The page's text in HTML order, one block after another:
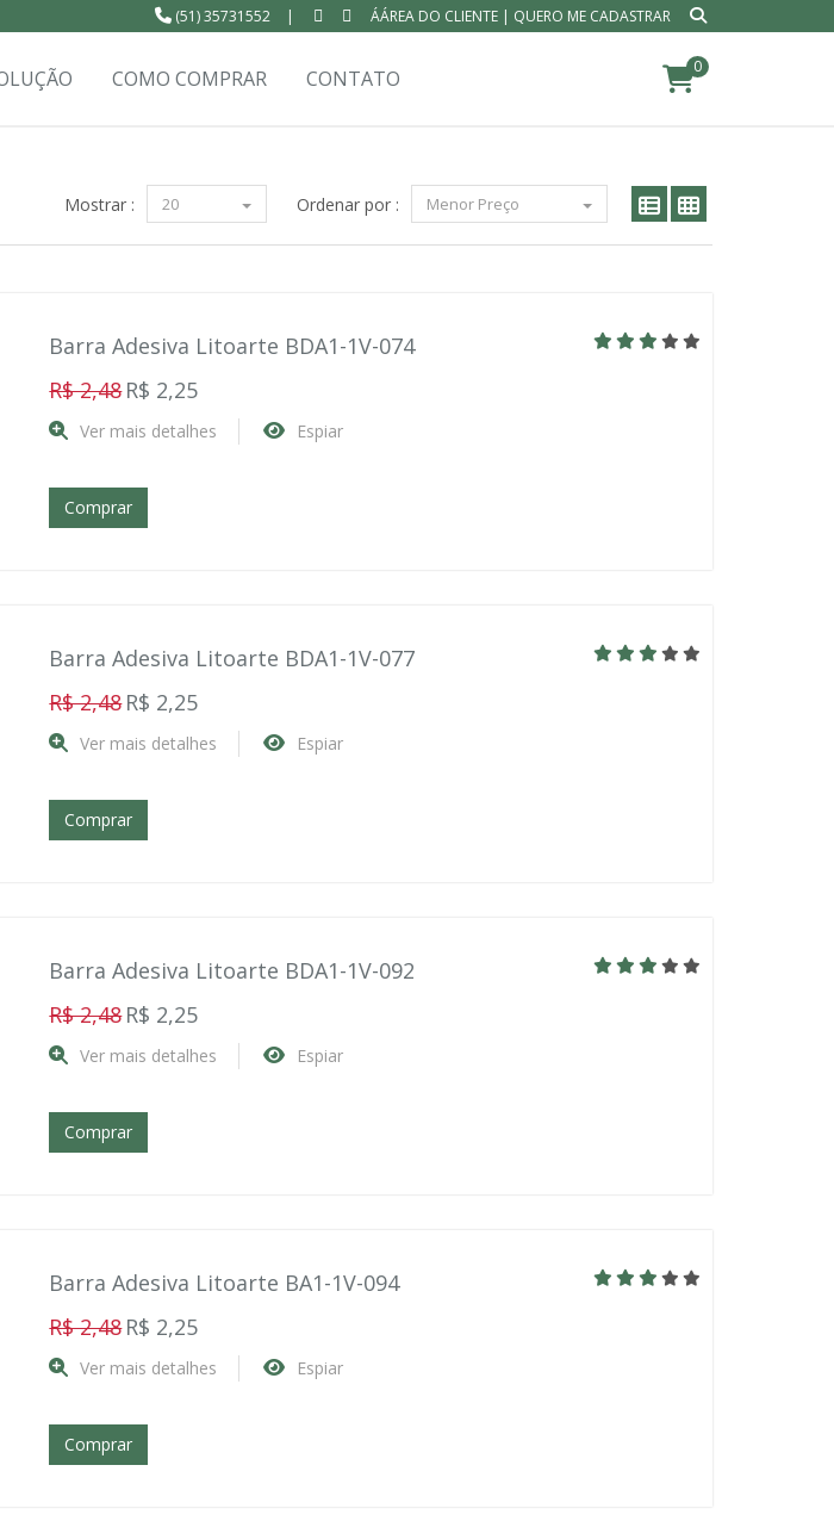
(51) 35731552 | ÁÁREA DO CLIENTE | QUERO ME CADASTRAR
0
COMO COMPRAR CONTATO
Ordenar por : Menor Preço
Mostrar : 20
Barra Adesiva Litoarte BDA1-1V-074
R$ 2,48R$ 2,25
Ver mais detalhes Espiar
Comprar
Barra Adesiva Litoarte BDA1-1V-077
R$ 2,48R$ 2,25
Ver mais detalhes Espiar
Comprar
Barra Adesiva Litoarte BDA1-1V-092
R$ 2,48R$ 2,25
Ver mais detalhes Espiar
Comprar
Barra Adesiva Litoarte BA1-1V-094
R$ 2,48R$ 2,25
Ver mais detalhes Espiar
Comprar